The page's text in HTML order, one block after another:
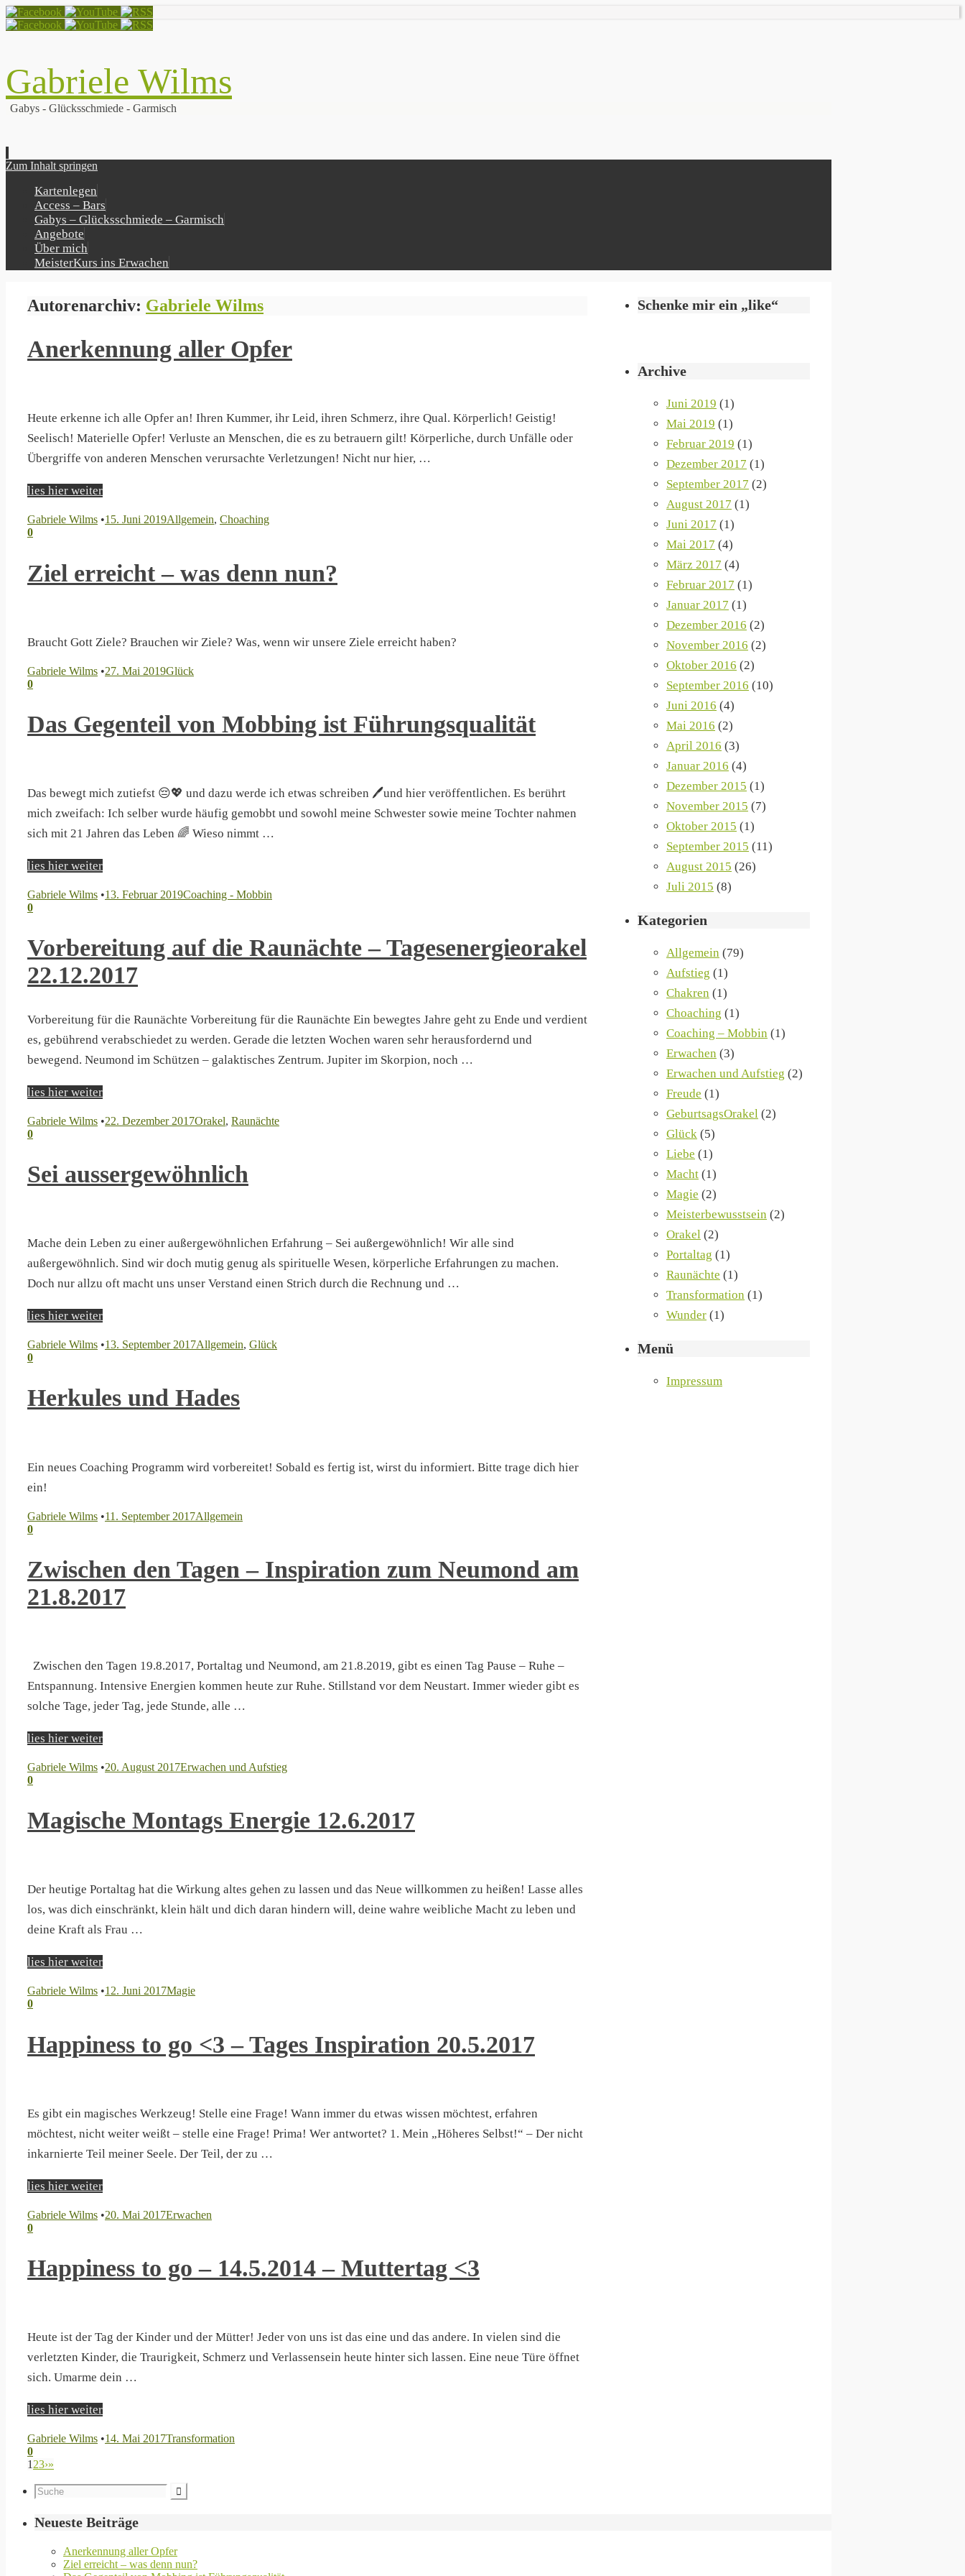
Gabriele Wilms
Gabys - Glücksschmiede - Garmisch
Zum Inhalt springen
Kartenlegen
Access – Bars
Gabys – Glücksschmiede – Garmisch
Angebote
Über mich
MeisterKurs ins Erwachen
Autorenarchiv: Gabriele Wilms
Anerkennung aller Opfer
Heute erkenne ich alle Opfer an! Ihren Kummer, ihr Leid, ihren Schmerz, ihre Qual. Körperlich! Geistig!
Seelisch! Materielle Opfer! Verluste an Menschen, die es zu betrauern gilt! Körperliche, durch Unfälle oder
Übergriffe von anderen Menschen verursachte Verletzungen! Nicht nur hier, …
lies hier weiter
Gabriele Wilms •15. Juni 2019Allgemein, Choaching
0
Ziel erreicht – was denn nun?
Braucht Gott Ziele? Brauchen wir Ziele? Was, wenn wir unsere Ziele erreicht haben?
Gabriele Wilms •27. Mai 2019Glück
0
Das Gegenteil von Mobbing ist Führungsqualität
Das bewegt mich zutiefst 😔💖 und dazu werde ich etwas schreiben 🖊und hier veröffentlichen. Es berührt
mich zweifach: Ich selber wurde häufig gemobbt und sowohl meine Schwester sowie meine Tochter nahmen
sich mit 21 Jahren das Leben 🌈 Wieso nimmt …
lies hier weiter
Gabriele Wilms •13. Februar 2019Coaching - Mobbin
0
Vorbereitung auf die Raunächte – Tagesenergieorakel
22.12.2017
Vorbereitung für die Raunächte Vorbereitung für die Raunächte Ein bewegtes Jahre geht zu Ende und verdient
es, gebührend verabschiedet zu werden. Gerade die letzten Wochen waren sehr herausfordernd und
bewegend. Neumond im Schützen – galaktisches Zentrum. Jupiter im Skorpion, noch …
lies hier weiter
Gabriele Wilms •22. Dezember 2017Orakel, Raunächte
0
Sei aussergewöhnlich
Mache dein Leben zu einer außergewöhnlichen Erfahrung – Sei außergewöhnlich! Wir alle sind
außergewöhnlich. Sind wir doch mutig genug als spirituelle Wesen, körperliche Erfahrungen zu machen.
Doch nur allzu oft macht uns unser Verstand einen Strich durch die Rechnung und …
lies hier weiter
Gabriele Wilms •13. September 2017Allgemein, Glück
0
Herkules und Hades
Ein neues Coaching Programm wird vorbereitet! Sobald es fertig ist, wirst du informiert. Bitte trage dich hier
ein!
Gabriele Wilms •11. September 2017Allgemein
0
Zwischen den Tagen – Inspiration zum Neumond am
21.8.2017
Zwischen den Tagen 19.8.2017, Portaltag und Neumond, am 21.8.2019, gibt es einen Tag Pause – Ruhe –
Entspannung. Intensive Energien kommen heute zur Ruhe. Stillstand vor dem Neustart. Immer wieder gibt es
solche Tage, jeder Tag, jede Stunde, alle …
lies hier weiter
Gabriele Wilms •20. August 2017Erwachen und Aufstieg
0
Magische Montags Energie 12.6.2017
Der heutige Portaltag hat die Wirkung altes gehen zu lassen und das Neue willkommen zu heißen! Lasse alles
los, was dich einschränkt, klein hält und dich daran hindern will, deine wahre weibliche Macht zu leben und
deine Kraft als Frau …
lies hier weiter
Gabriele Wilms •12. Juni 2017Magie
0
Happiness to go <3 – Tages Inspiration 20.5.2017
Es gibt ein magisches Werkzeug! Stelle eine Frage! Wann immer du etwas wissen möchtest, erfahren
möchtest, nicht weiter weißt – stelle eine Frage! Prima! Wer antwortet? 1. Mein „Höheres Selbst!“ – Der nicht
inkarnierte Teil meiner Seele. Der Teil, der zu …
lies hier weiter
Gabriele Wilms •20. Mai 2017Erwachen
0
Happiness to go – 14.5.2014 – Muttertag <3
Heute ist der Tag der Kinder und der Mütter! Jeder von uns ist das eine und das andere. In vielen sind die
verletzten Kinder, die Traurigkeit, Schmerz und Verlassensein heute hinter sich lassen. Eine neue Türe öffnet
sich. Umarme dein …
lies hier weiter
Gabriele Wilms •14. Mai 2017Transformation
0
1 23›»
Schenke mir ein „like“
Archive
Juni 2019 (1)
Mai 2019 (1)
Februar 2019 (1)
Dezember 2017 (1)
September 2017 (2)
August 2017 (1)
Juni 2017 (1)
Mai 2017 (4)
März 2017 (4)
Februar 2017 (1)
Januar 2017 (1)
Dezember 2016 (2)
November 2016 (2)
Oktober 2016 (2)
September 2016 (10)
Juni 2016 (4)
Mai 2016 (2)
April 2016 (3)
Januar 2016 (4)
Dezember 2015 (1)
November 2015 (7)
Oktober 2015 (1)
September 2015 (11)
August 2015 (26)
Juli 2015 (8)
Kategorien
Allgemein (79)
Aufstieg (1)
Chakren (1)
Choaching (1)
Coaching – Mobbin (1)
Erwachen (3)
Erwachen und Aufstieg (2)
Freude (1)
GeburtsagsOrakel (2)
Glück (5)
Liebe (1)
Macht (1)
Magie (2)
Meisterbewusstsein (2)
Orakel (2)
Portaltag (1)
Raunächte (1)
Transformation (1)
Wunder (1)
Menü
Impressum
Neueste Beiträge
Anerkennung aller Opfer
Ziel erreicht – was denn nun?